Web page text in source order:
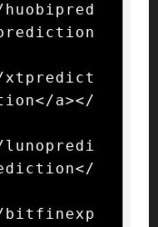
xtpredict
a></
bitfinexp